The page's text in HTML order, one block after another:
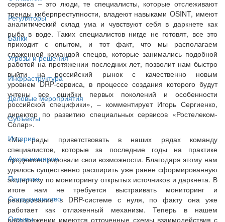
Регуляторы
Банки
Угрозы и решения
Инфраструктура
Деловые мероприятия
Субъекты
История
Архив номеров
Подписка
Сотрудничество
Отзывы
сервиса – это люди, те специалисты, которые отслеживают
тренды киберпреступности, владеют навыками OSINT, имеют
аналитический склад ума и чувствуют себя в даркнете как
рыба в воде. Таких специалистов нигде не готовят, все это
приходит с опытом, и тот факт, что мы располагаем
слаженной командой спецов, которые занимались подобной
работой на протяжении последних лет, позволит нам быстро
выйти на российский рынок с качественно новым
уровнем DRP-сервиса, в процессе создания которого будут
учтены все ошибки первых поколений и особенности
российской специфики», – комментирует Игорь Сергиенко,
директор по развитию специальных сервисов «Ростелеком-
Солар».
«Мы рады приветствовать в наших рядах команду
специалистов, которые за последние годы на практике
продемонстрировали свои возможности. Благодаря этому нам
удалось существенно расширить уже ранее сформированную
экспертизу по мониторингу открытых источников и даркнета. В
итоге нам не требуется выстраивать мониторинг и
реагирование в DRP-системе с нуля, по факту она уже
работает как отлаженный механизм. Теперь в нашем
распоряжении имеются отточенные схемы взаимодействия с